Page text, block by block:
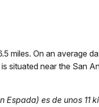
miles. On an average
situated near the San
es de unos 11